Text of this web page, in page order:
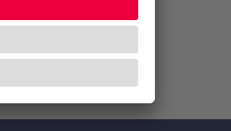
unseres Ehrenamtes.
und